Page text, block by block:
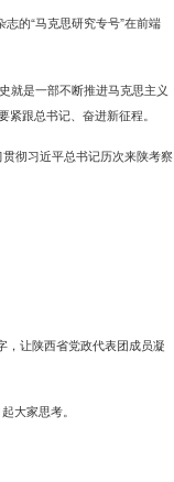
的“马克思研究专号”在前端
就是一部不断推进马克思主义
跟总书记、奋进新征程。
彻习近平总书记历次来陕考察
，让陕西省党政代表团成员凝
大家思考。